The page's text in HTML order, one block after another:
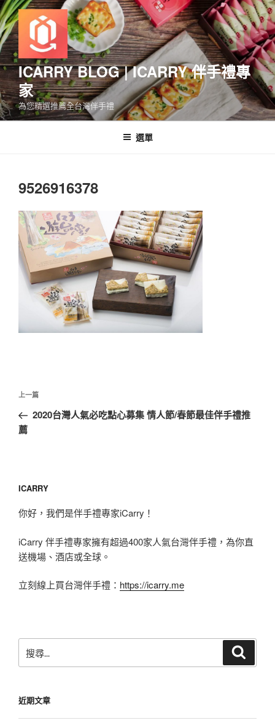
跳
至
主
要
內
容
ICARRY BLOG | ICARRY 伴手禮專
家
為您精選推薦全台灣伴手禮
選單
9526916378
文
導
覽
上
一
篇
上一篇
2020台灣人氣必吃點心募集 情人節/春節最佳伴手禮推
薦
ICARRY
你好，我們是伴手禮專家iCarry！
iCarry 伴手禮專家擁有超過400家人氣台灣伴手禮，為你直
送機場、酒店或全球。
立刻線上買台灣伴手禮： https://icarry.me
尋
字:
近期文章